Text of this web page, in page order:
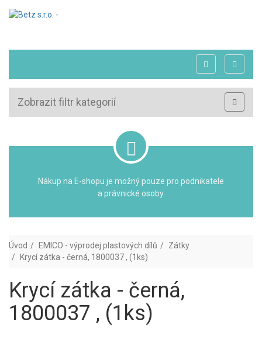
Zobrazit filtr kategorií
Nákup na E-shopu je možný pouze pro podnikatele
a právnické osoby.
Úvod EMICO - výprodej plastových dílů
Zátky
Krycí zátka - černá, 1800037 , (1ks)
Krycí zátka - černá,
1800037 , (1ks)